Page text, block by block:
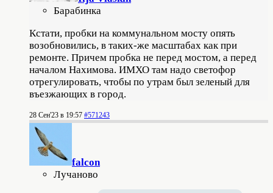
Барабинка
Кстати, пробки на коммунальном мосту опять
возобновились, в таких-же масштабах как при
ремонте. Причем пробка не перед мостом, а перед
началом Нахимова. ИМХО там надо светофор
отрегулировать, чтобы по утрам был зеленый для
въезжающих в город.
28 Сен'23 в 19:57 #571243
falcon
Лучаново